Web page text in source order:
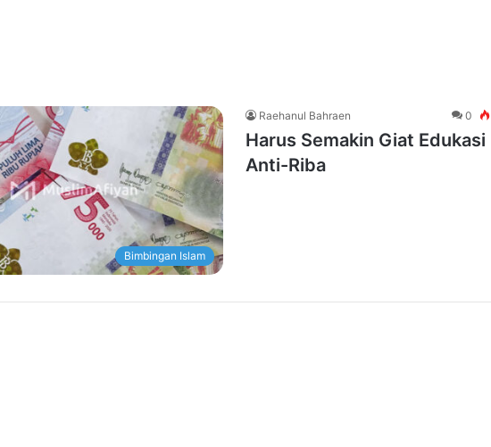
Bimbingan Islam
Raehanul Bahraen 0
Harus Semakin Giat Edukasi
Anti-Riba